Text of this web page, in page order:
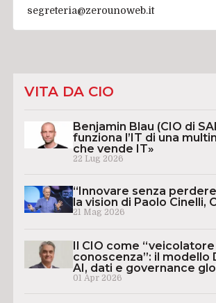
segreteria@zerounoweb.it
VITA DA CIO
Benjamin Blau (CIO di
funziona l’IT di una
che vende IT»
22 Lug 2026
“Innovare senza
la vision di Paolo Cinelli,
21 Mag 2026
Il CIO come “veicolatore
conoscenza”: il modello
AI, dati e governance
01 Apr 2026